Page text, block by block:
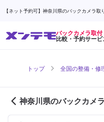
【ネット予約可】神奈川県のバックカメラ
バックカメラ取付
比較・予約サービ
トップ 全国の整備・修
神奈川県のバックカメ
店舗紹介 (1ページ目)